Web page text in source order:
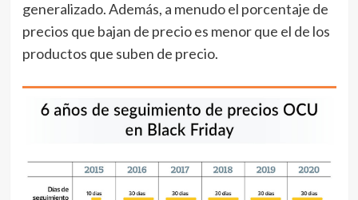
generalizado. Además, a menudo el porcentaje de
precios que bajan de precio es menor que el de los
productos que suben de precio.